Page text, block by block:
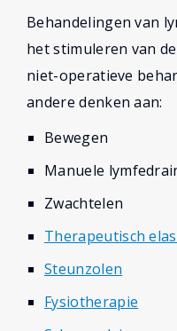
Behandelingen van
het stimuleren van
niet-operatieve
andere denken aan:
Bewegen
Manuele
Zwachtelen
Therapeutisch
Steunzolen
Fysiotherapie